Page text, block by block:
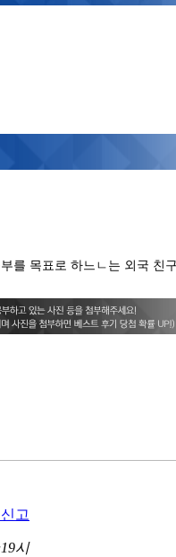
를 목표로 하느ㄴ는 외국 친
고
시